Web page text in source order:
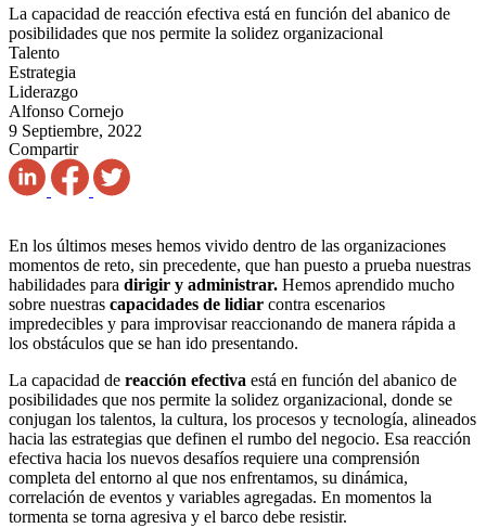
La capacidad de reacción efectiva está en función del abanico de
posibilidades que nos permite la solidez organizacional
Talento
Estrategia
Liderazgo
Alfonso Cornejo
9 Septiembre, 2022
Compartir
En los últimos meses hemos vivido dentro de las organizaciones
momentos de reto, sin precedente, que han puesto a prueba nuestras
habilidades para dirigir y administrar. Hemos aprendido mucho
sobre nuestras capacidades de lidiar contra escenarios
impredecibles y para improvisar reaccionando de manera rápida a
los obstáculos que se han ido presentando.
La capacidad de reacción efectiva está en función del abanico de
posibilidades que nos permite la solidez organizacional, donde se
conjugan los talentos, la cultura, los procesos y tecnología, alineados
hacia las estrategias que definen el rumbo del negocio. Esa reacción
efectiva hacia los nuevos desafíos requiere una comprensión
completa del entorno al que nos enfrentamos, su dinámica,
correlación de eventos y variables agregadas. En momentos la
tormenta se torna agresiva y el barco debe resistir.